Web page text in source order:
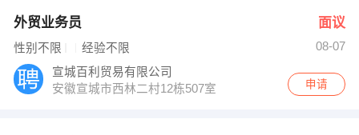
外贸业务员 面议
性别不限 经验不限
08-07
宣城百利贸易有限公司
安徽宣城市西林二村12栋507室
申请